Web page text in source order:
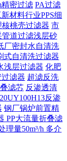
精密过滤 PA过滤
材料行业PPS细
桃壳过滤器 市
管道过滤浅层砂
厂密封水自清洗
式自清洗过滤器
浅层过滤器 化肥
滤器 超滤反洗
滤芯 反渗透清
反渗
钢厂锅炉前置精
PP大流量折叠滤
理量50m³/h 多介